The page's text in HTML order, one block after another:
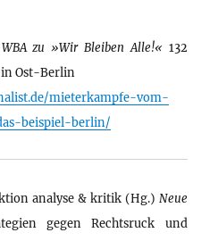
zu »Wir Bleiben Alle!« 132
Ost-Berlin
mieterkampfe-vom-
beispiel-berlin/
analyse & kritik (Hg.) Neue
gegen Rechtsruck und